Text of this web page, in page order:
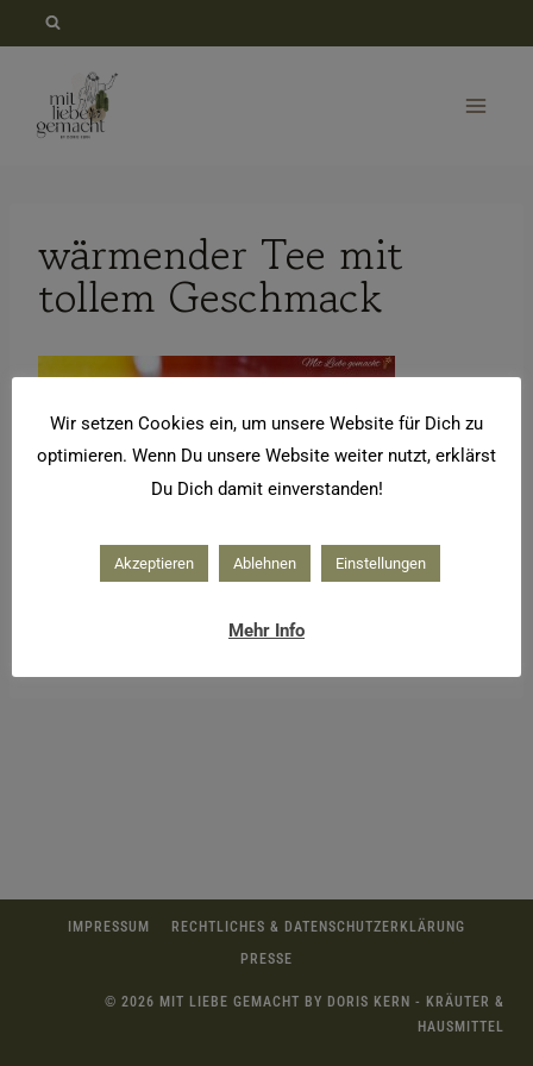
springen
wärmender Tee mit
tollem Geschmack
IMPRESSUM
RECHTLICHES & DATENSCHUTZERKLÄRUNG
PRESSE
© 2026 MIT LIEBE GEMACHT BY DORIS KERN - KRÄUTER &
HAUSMITTEL
Wir setzen Cookies ein, um unsere Website für Dich zu
optimieren. Wenn Du unsere Website weiter nutzt, erklärst
Du Dich damit einverstanden!
Akzeptieren Ablehnen Einstellungen
Mehr Info